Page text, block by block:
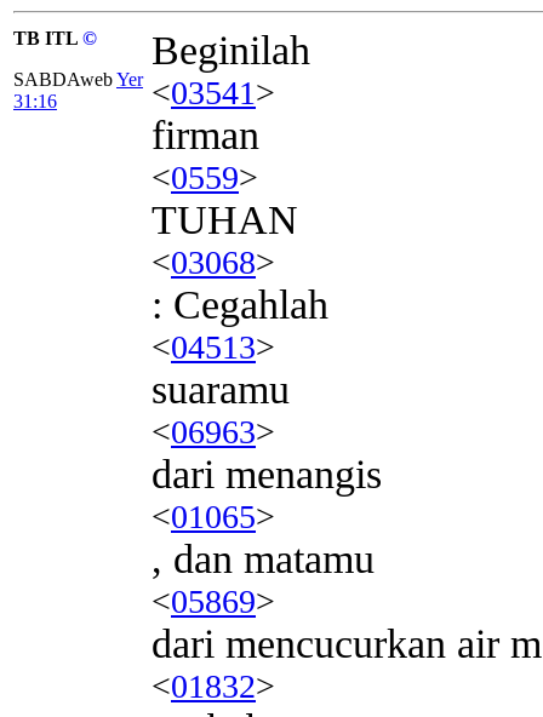
TB ITL ©
SABDAwebYer
31:16
Beginilah
<03541>
firman
<0559>
TUHAN
<03068>
: Cegahlah
<04513>
suaramu
<06963>
dari menangis
<01065>
, dan matamu
<05869>
dari mencucurkan air
<01832>